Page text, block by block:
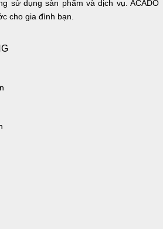
sử dụng sản phẩm và dịch vụ. ACADO
cho gia đình bạn.